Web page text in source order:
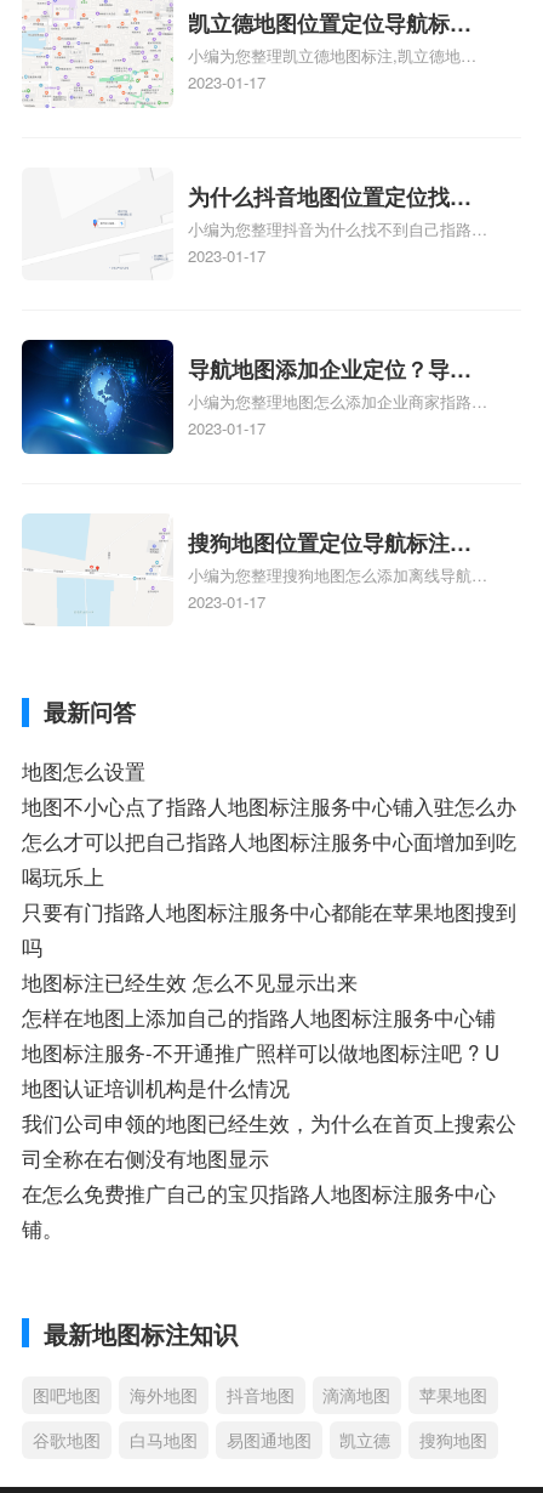
凯立德地图位置定位导航标
注？凯立德地图位置定位,导航,
标注？
小编为您整理凯立德地图标注,凯立德地图
标注怎么做啊、凯立德地图标注,凯立德地
相关地图标注知识，详情可查看下方正文！
2023-01-17
为什么抖音地图位置定位找不
到了？抖音为什么找不到当前
定位了？
小编为您整理抖音为什么找不到自己指路人
地图标注服务中心铺的位置、地图位置更新
服务中心位置、抖音突然不显示定位了相关
地图标注知识，详情可查看下方正文！
2023-01-17
导航地图添加企业定位？导航
定位企业？
小编为您整理地图怎么添加企业商家指路人
地图标注服务中心铺名称、地图怎么添加企
添加企业、地图如何添加企业相关地图标注
知识，详情可查看下方正文！
2023-01-17
搜狗地图位置定位导航标注？
搜狗地图位置定位,导航,标注？
小编为您整理搜狗地图怎么添加离线导航搜
狗地图离线导航怎么用、搜狗地图导航卫星
2023-01-17
最新问答
地图怎么设置
地图不小心点了指路人地图标注服务中心铺入驻怎么办
怎么才可以把自己指路人地图标注服务中心面增加到吃
喝玩乐上
只要有门指路人地图标注服务中心都能在苹果地图搜到
吗
地图标注已经生效 怎么不见显示出来
怎样在地图上添加自己的指路人地图标注服务中心铺
地图标注服务-不开通推广照样可以做地图标注吧 ? U
地图认证培训机构是什么情况
我们公司申领的地图已经生效，为什么在首页上搜索公
司全称在右侧没有地图显示
在怎么免费推广自己的宝贝指路人地图标注服务中心
铺。
最新地图标注知识
图吧地图 海外地图 抖音地图 滴滴地图
苹果地图
谷歌地图
白马地图 易图通地图 凯立德 搜狗地图